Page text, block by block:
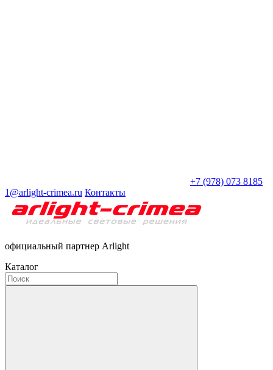
+7 (978) 073 8185
1@arlight-crimea.ru Контакты
официальный партнер Arlight
Каталог